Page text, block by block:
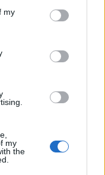
You may click to
third-party tags to
in below Google
my
my
the